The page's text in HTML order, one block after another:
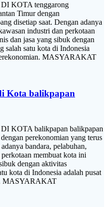
KOTA tenggarong
Timur dengan
disetiap saat. Dengan adanya
industri dan perkotaan
dan jasa yang sibuk dengan
salah satu kota di Indonesia
MASYARAKAT
Kota balikpapan
KOTA balikpapan balikpapan
perekonomian yang terus
bandara, pelabuhan,
membuat kota ini
dengan aktivitas
kota di Indonesia adalah pusat
MASYARAKAT